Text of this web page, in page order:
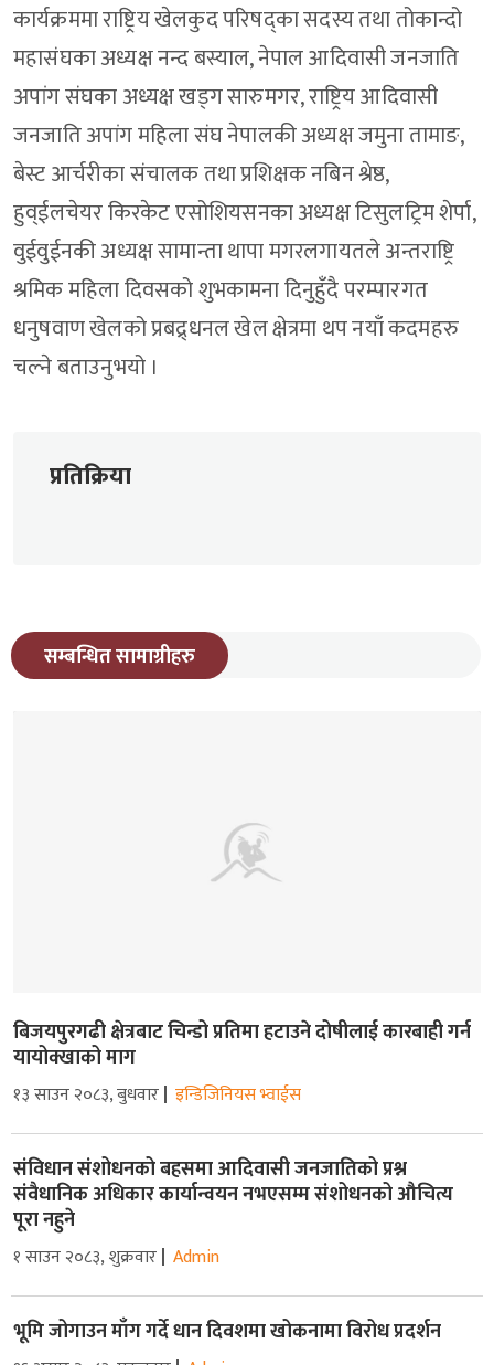
कार्यक्रममा राष्ट्रिय खेलकुद परिषद्का सदस्य तथा तोकान्दो
महासंघका अध्यक्ष नन्द बस्याल, नेपाल आदिवासी जनजाति
अपांग संघका अध्यक्ष खड्ग सारुमगर, राष्ट्रिय आदिवासी
जनजाति अपांग महिला संघ नेपालकी अध्यक्ष जमुना तामाङ,
बेस्ट आर्चरीका संचालक तथा प्रशिक्षक नबिन श्रेष्ठ,
हुव्ईलचेयर किरकेट एसोशियसनका अध्यक्ष टिसुलट्रिम शेर्पा,
वुईवुईनकी अध्यक्ष सामान्ता थापा मगरलगायतले अन्तराष्ट्रि
श्रमिक महिला दिवसको शुभकामना दिनुहुँदै परम्पारगत
धनुषवाण खेलको प्रबद्र्धनल खेल क्षेत्रमा थप नयाँ कदमहरु
चल्ने बताउनुभयो ।
प्रतिक्रिया
सम्बन्धित सामाग्रीहरु
बिजयपुरगढी क्षेत्रबाट चिन्डो प्रतिमा हटाउने दोषीलाई कारबाही गर्न
यायोक्खाको माग
१३ साउन २०८३, बुधवार इन्डिजिनियस भ्वाईस
संविधान संशोधनको बहसमा आदिवासी जनजातिको प्रश्न
संवैधानिक अधिकार कार्यान्वयन नभएसम्म संशोधनको औचित्य
पूरा नहुने
१ साउन २०८३, शुक्रवार Admin
भूमि जोगाउन माँग गर्दे धान दिवशमा खोकनामा विरोध प्रदर्शन